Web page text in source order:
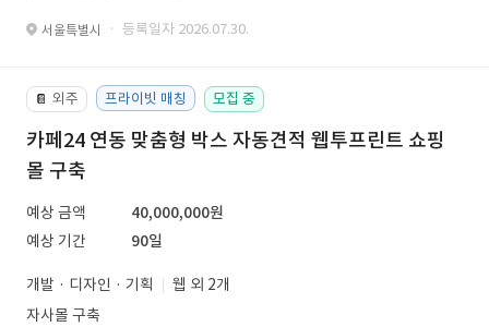
서울특별시 · 등록일자 2026.07.30.
📔 외주 프라이빗 매칭 모집 중
카페24 연동 맞춤형 박스 자동견적 웹투프린트 쇼핑
몰 구축
예상 금액
40,000,000원
예상 기간
90일
개발 · 디자인 · 기획
웹 외 2개
자사몰 구축